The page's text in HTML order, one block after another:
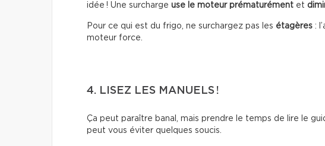
idée ! Une surcharge use le moteur prématurément et
Pour ce qui est du frigo, ne surchargez pas les étagères :
moteur force.
4. LISEZ LES MANUELS !
Ça peut paraître banal, mais prendre le temps de lire le
peut vous éviter quelques soucis.